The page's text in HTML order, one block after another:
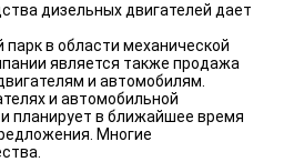
дизельных двигателей дает
в области механической
является также продажа
и автомобилям.
и автомобильной
планирует в ближайшее время
Многие